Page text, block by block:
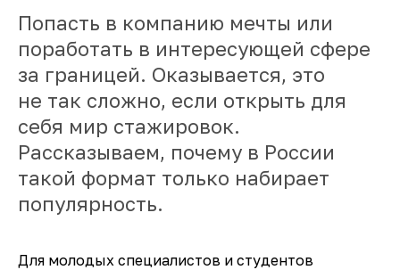
Попасть в компанию мечты или
поработать в интересующей сфере
за границей. Оказывается, это
не так сложно, если открыть для
себя мир стажировок.
Рассказываем, почему в России
такой формат только набирает
популярность.
Для молодых специалистов и студентов